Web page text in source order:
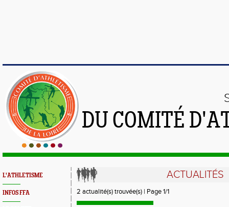
DU COMITÉ
L'ATHLETISME
INFOS FFA
ACTUALITÉS
2 actualité(s) trouvée(s) | Page 1/1